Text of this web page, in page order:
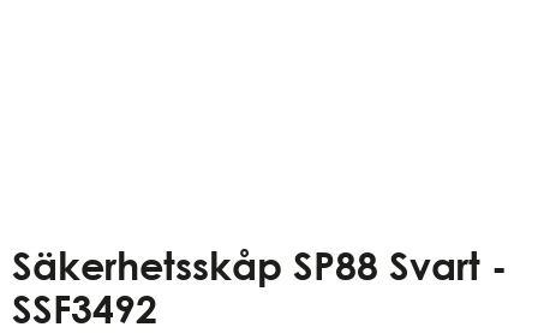
Säkerhetsskåp SP88 Svart -
SSF3492